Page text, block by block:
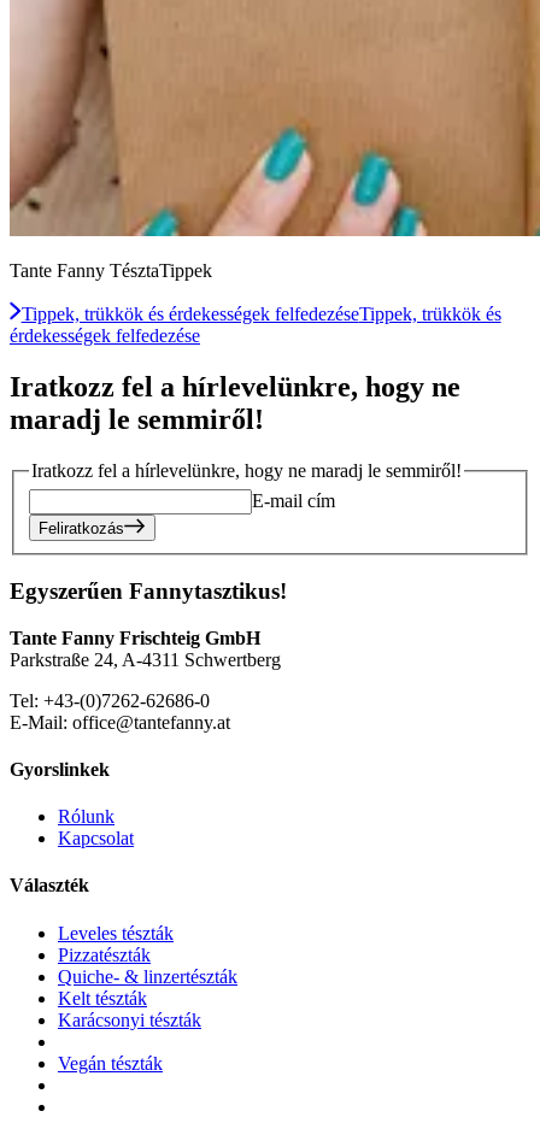
Tante Fanny TésztaTippek
Tippek, trükkök és érdekességek felfedezéseTippek, trükkök és
érdekességek felfedezése
Iratkozz fel a hírlevelünkre, hogy ne
maradj le semmiről!
Iratkozz fel a hírlevelünkre, hogy ne maradj le semmiről!
E-mail cím
Feliratkozás
Egyszerűen Fannytasztikus!
Tante Fanny Frischteig GmbH
Parkstraße 24, A-4311 Schwertberg
Tel: +43-(0)7262-62686-0
E-Mail: office@tantefanny.at
Gyorslinkek
Rólunk
Kapcsolat
Választék
Leveles tészták
Pizzatészták
Quiche- & linzertészták
Kelt tészták
Karácsonyi tészták
Vegán tészták